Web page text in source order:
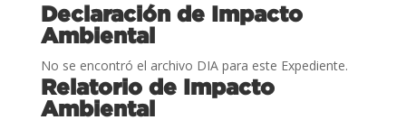
Declaración de Impacto
Ambiental
No se encontró el archivo DIA para este Expediente.
Relatorio de Impacto
Ambiental